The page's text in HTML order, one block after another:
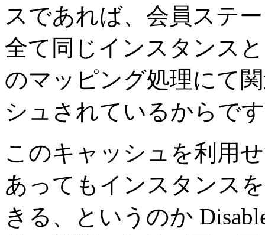
スであれば、会員ステ
全て同じインスタンス
のマッピング処理にて
シュされているからで
このキャッシュを利用
あってもインスタンス
きる、というのか